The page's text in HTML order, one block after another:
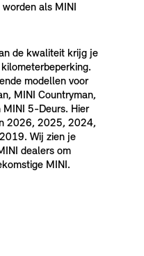
als MINI
de kwaliteit krijg je
modellen voor
MINI Countryman,
MINI 5-Deurs. Hier
2026, 2025, 2024,
Wij zien je
dealers om
MINI.